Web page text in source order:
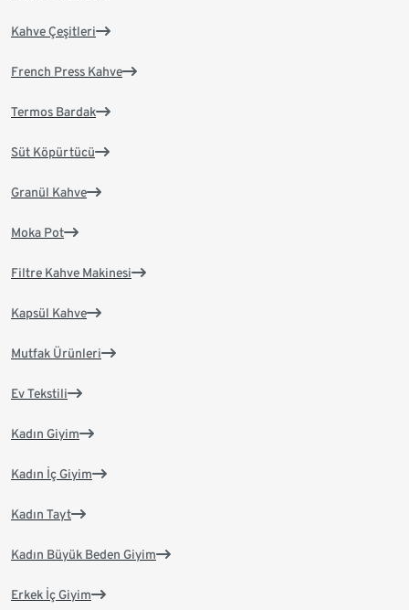
Kahve Çeşitleri
French Press Kahve
Termos Bardak
Süt Köpürtücü
Granül Kahve
Moka Pot
Filtre Kahve Makinesi
Kapsül Kahve
Mutfak Ürünleri
Ev Tekstili
Kadın Giyim
Kadın İç Giyim
Kadın Tayt
Kadın Büyük Beden Giyim
Erkek İç Giyim